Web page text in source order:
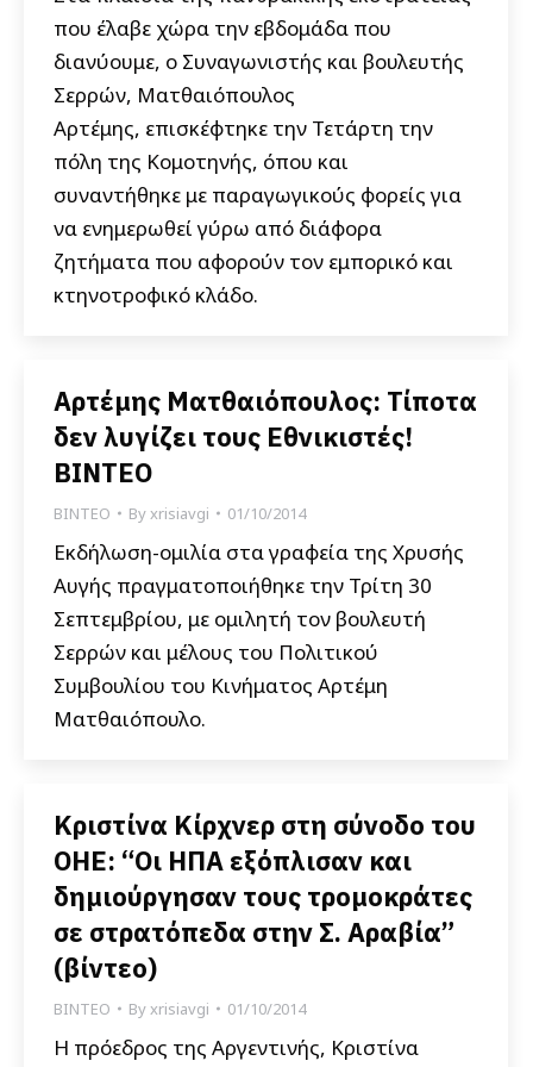
που έλαβε χώρα την εβδομάδα που
διανύουμε, ο Συναγωνιστής και βουλευτής
Σερρών, Ματθαιόπουλος
Αρτέμης, επισκέφτηκε την Τετάρτη την
πόλη της Κομοτηνής, όπου και
συναντήθηκε με παραγωγικούς φορείς για
να ενημερωθεί γύρω από διάφορα
ζητήματα που αφορούν τον εμπορικό και
κτηνοτροφικό κλάδο.
Αρτέμης Ματθαιόπουλος: Τίποτα
δεν λυγίζει τους Εθνικιστές!
ΒΙΝΤΕΟ
ΒΙΝΤΕΟ Byxrisiavgi 01/10/2014
Εκδήλωση-ομιλία στα γραφεία της Χρυσής
Αυγής πραγματοποιήθηκε την Τρίτη 30
Σεπτεμβρίου, με ομιλητή τον βουλευτή
Σερρών και μέλους του Πολιτικού
Συμβουλίου του Κινήματος Αρτέμη
Ματθαιόπουλο.
Κριστίνα Κίρχνερ στη σύνοδο του
ΟΗΕ: “Οι ΗΠΑ εξόπλισαν και
δημιούργησαν τους τρομοκράτες
σε στρατόπεδα στην Σ. Αραβία”
(βίντεο)
ΒΙΝΤΕΟ Byxrisiavgi 01/10/2014
Η πρόεδρος της Αργεντινής, Κριστίνα